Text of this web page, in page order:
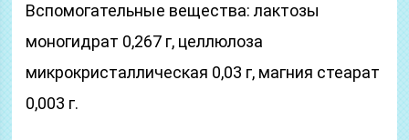
Вспомогательные вещества: лактозы
моногидрат 0,267 г, целлюлоза
микрокристаллическая 0,03 г, магния стеарат
0,003 г.